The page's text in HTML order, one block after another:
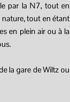
par la N7, tout en
nature, tout en étant
en plein air ou à la
la gare de Wiltz ou